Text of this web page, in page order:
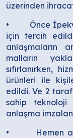
üzerinden
• Önce
için tercih
anlaşmaların
malların
sıfırlanırken,
ürünleri ile
edildi. Ve 2
sahip
anlaşma
• Hemen